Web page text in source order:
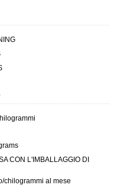
CON L'IMBALLAGGIO DI
chilogrammi al mese